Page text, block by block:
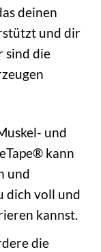
deinen
und dir
sind die
und
kann
und
dich voll und
kannst.
die